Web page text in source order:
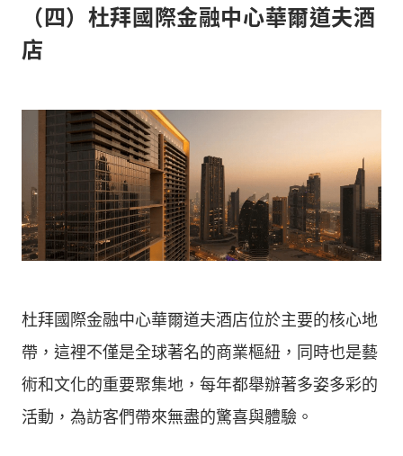
（四）杜拜國際金融中心華爾道夫酒
店
杜拜國際金融中心華爾道夫酒店位於主要的核心地
帶，這裡不僅是全球著名的商業樞紐，同時也是藝
術和文化的重要聚集地，每年都舉辦著多姿多彩的
活動，為訪客們帶來無盡的驚喜與體驗。